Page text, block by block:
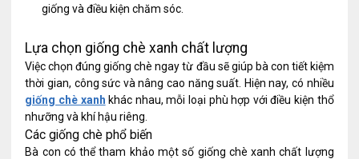
giống và điều kiện chăm sóc.
Lựa chọn giống chè xanh chất lượng
Việc chọn đúng giống chè ngay từ đầu sẽ giúp bà con tiết kiệm
thời gian, công sức và nâng cao năng suất. Hiện nay, có nhiều
giống chè xanh khác nhau, mỗi loại phù hợp với điều kiện thổ
nhưỡng và khí hậu riêng.
Các giống chè phổ biến
Bà con có thể tham khảo một số giống chè xanh chất lượng